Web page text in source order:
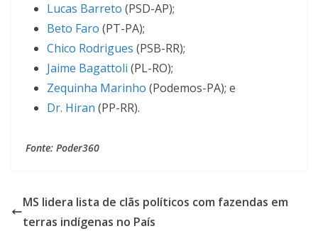
Lucas Barreto (PSD-AP);
Beto Faro (PT-PA);
Chico Rodrigues (PSB-RR);
Jaime Bagattoli (PL-RO);
Zequinha Marinho (Podemos-PA); e
Dr. Hiran (PP-RR).
Fonte: Poder360
MS lidera lista de clãs políticos com fazendas em
terras indígenas no País